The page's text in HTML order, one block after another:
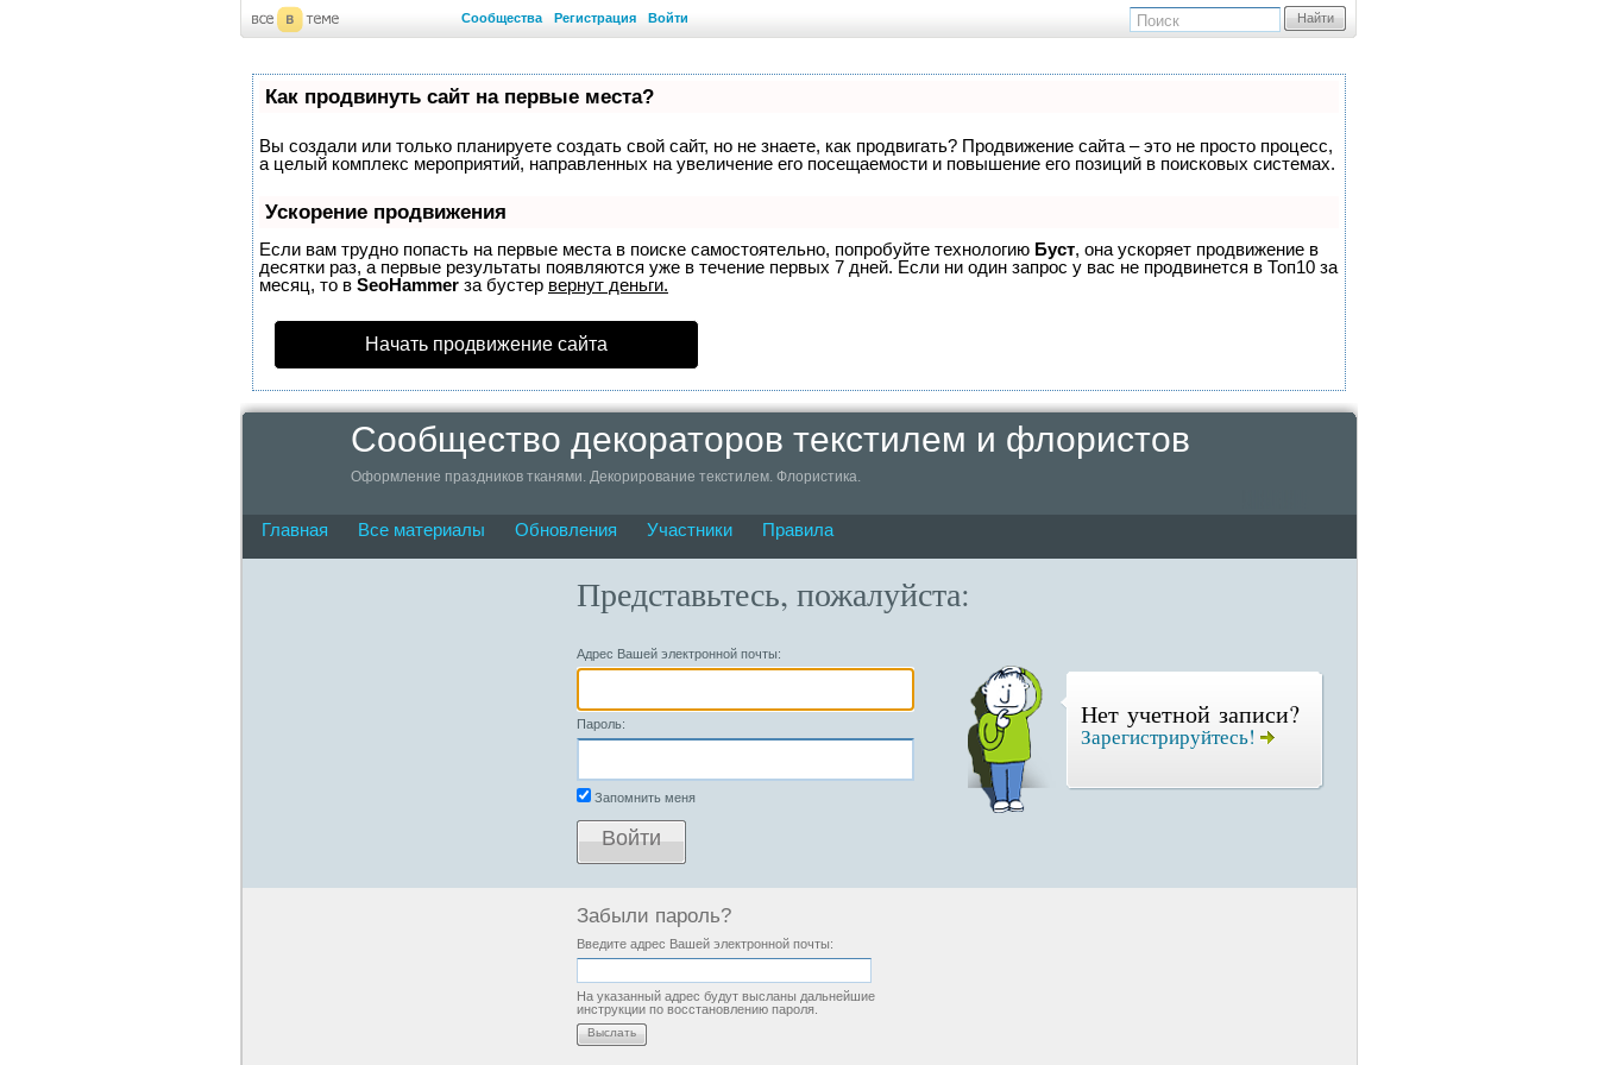
Сообщества Регистрация Войти Найти
Как продвинуть сайт на первые места?
Вы создали или только планируете создать свой сайт, но не знаете, как продвигать? Продвижение сайта – это не просто процесс,
а целый комплекс мероприятий, направленных на увеличение его посещаемости и повышение его позиций в поисковых системах.
Ускорение продвижения
Если вам трудно попасть на первые места в поиске самостоятельно, попробуйте технологию Буст, она ускоряет продвижение в
десятки раз, а первые результаты появляются уже в течение первых 7 дней. Если ни один запрос у вас не продвинется в Топ10 за
месяц, то в SeoHammer за бустер вернут деньги.
Начать продвижение сайта
Сообщество декораторов текстилем и флористов
Оформление праздников тканями. Декорирование текстилем. Флористика.
Главная Все материалы Обновления Участники Правила
Представьтесь, пожалуйста:
Адрес Вашей электронной почты:
Пароль:
Запомнить меня
Войти
Нет учетной записи?
Зарегистрируйтесь!
Забыли пароль?
Введите адрес Вашей электронной почты:
На указанный адрес будут высланы дальнейшие
инструкции по восстановлению пароля.
Выслать